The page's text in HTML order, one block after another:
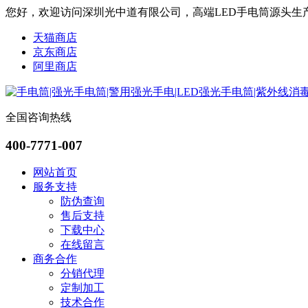
您好，欢迎访问深圳光中道有限公司，高端LED手电筒源头生
天猫商店
京东商店
阿里商店
全国咨询热线
400-7771-007
网站首页
服务支持
防伪查询
售后支持
下载中心
在线留言
商务合作
分销代理
定制加工
技术合作